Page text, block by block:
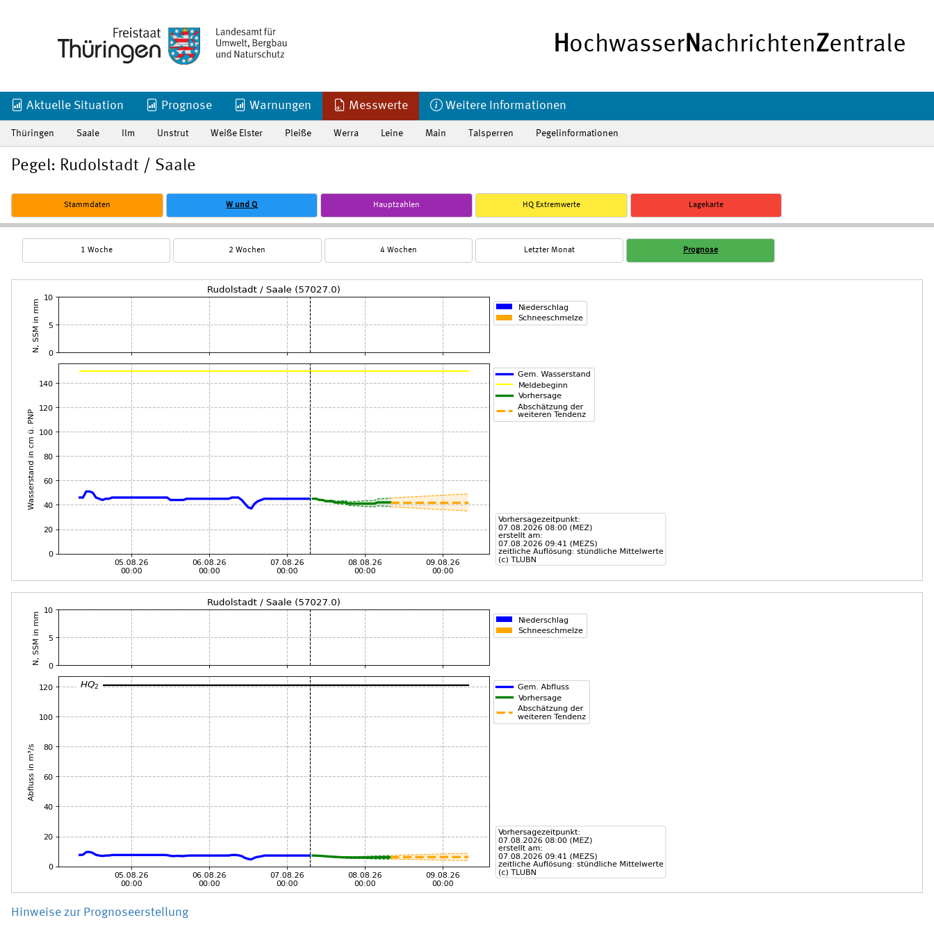
HochwasserNachrichtenZentrale
Aktuelle Situation Prognose Warnungen Messwerte Weitere Informationen
Thüringen Saale Ilm Unstrut Weiße Elster Pleiße Werra Leine Main Talsperren Pegelinformationen
Pegel: Rudolstadt / Saale
Stammdaten W und Q Hauptzahlen HQ Extremwerte Lagekarte
1 Woche 2 Wochen 4 Wochen Letzter Monat Prognose
Hinweise zur Prognoseerstellung